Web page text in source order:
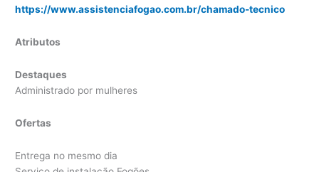
https://www.assistenciafogao.com.br/chamado-tecnico
Atributos
Destaques
Administrado por mulheres
Ofertas
Entrega no mesmo dia